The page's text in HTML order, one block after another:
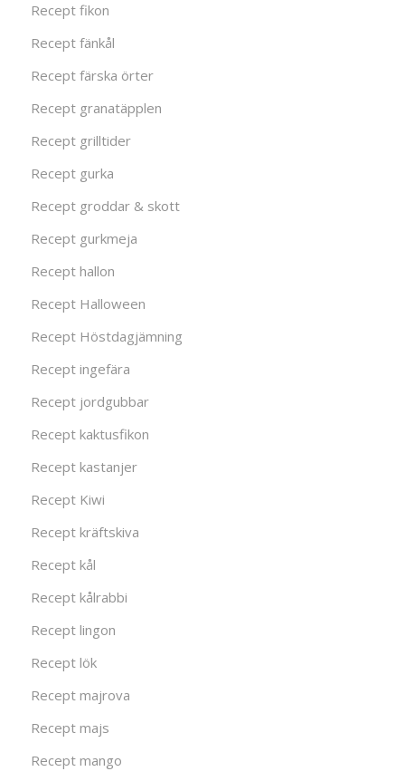
Recept fikon
Recept fänkål
Recept färska örter
Recept granatäpplen
Recept grilltider
Recept gurka
Recept groddar & skott
Recept gurkmeja
Recept hallon
Recept Halloween
Recept Höstdagjämning
Recept ingefära
Recept jordgubbar
Recept kaktusfikon
Recept kastanjer
Recept Kiwi
Recept kräftskiva
Recept kål
Recept kålrabbi
Recept lingon
Recept lök
Recept majrova
Recept majs
Recept mango